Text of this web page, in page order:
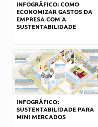
INFOGRÁFICO: COMO
ECONOMIZAR GASTOS DA
EMPRESA COM A
SUSTENTABILIDADE
INFOGRÁFICO:
SUSTENTABILIDADE PARA
MINI MERCADOS